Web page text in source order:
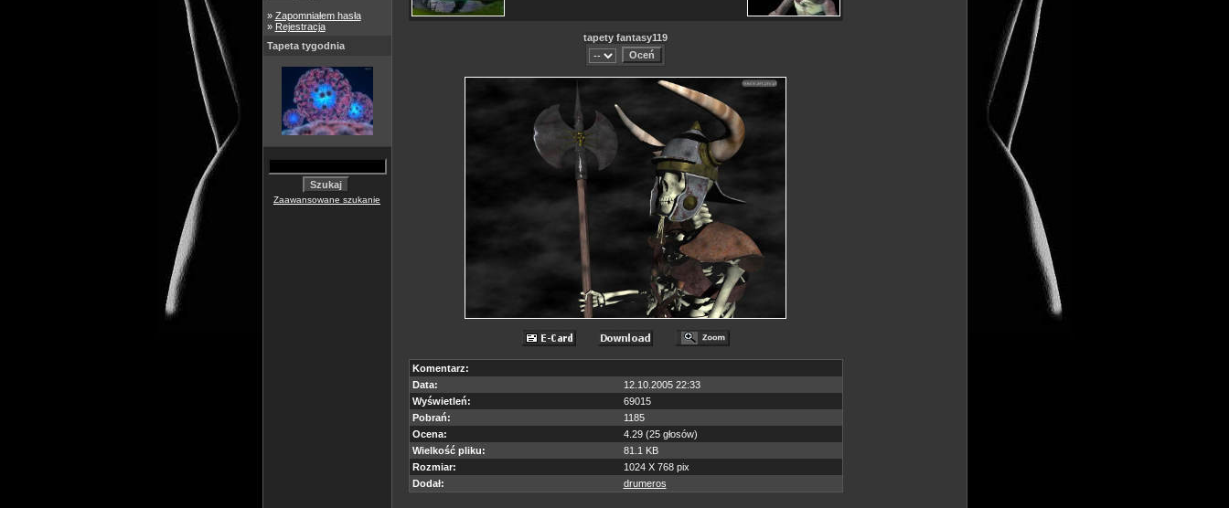
» Zapomniałem hasła
» Rejestracja
Tapeta tygodnia
Zaawansowane szukanie
tapety fantasy119
Komentarz:
Data:
12.10.2005 22:33
Wyświetleń:
69015
Pobrań:
1185
Ocena:
4.29 (25 głosów)
Wielkość pliku:
81.1 KB
Rozmiar:
1024 X 768 pix
Dodał:
drumeros